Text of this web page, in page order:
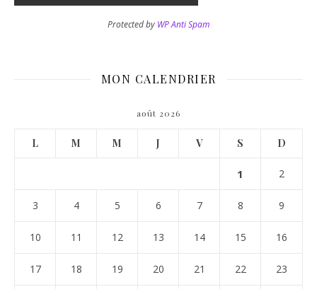
Protected by WP Anti Spam
MON CALENDRIER
août 2026
L M M J V S D
1 2
3 4 5 6 7 8 9
10 11 12 13 14 15 16
17 18 19 20 21 22 23